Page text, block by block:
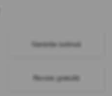
Garanție extinsă
Revizie gratuită